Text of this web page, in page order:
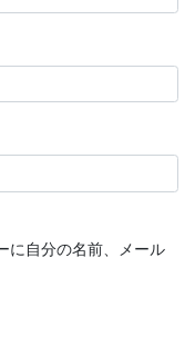
に自分の名前、メール